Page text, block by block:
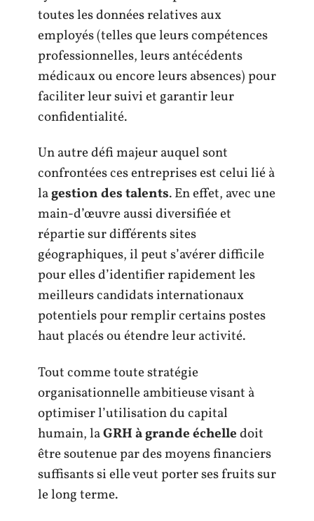
toutes les données relatives aux
employés (telles que leurs compétences
professionnelles, leurs antécédents
médicaux ou encore leurs absences) pour
faciliter leur suivi et garantir leur
confidentialité.
Un autre défi majeur auquel sont
confrontées ces entreprises est celui lié à
lagestion des talents. En effet, avec une
main-d’œuvre aussi diversifiée et
répartie sur différents sites
géographiques, il peut s’avérer difficile
pour elles d’identifier rapidement les
meilleurs candidats internationaux
potentiels pour remplir certains postes
haut placés ou étendre leur activité.
Tout comme toute stratégie
organisationnelle ambitieuse visant à
optimiser l’utilisation du capital
humain, laGRH à grande échelledoit
être soutenue par des moyens financiers
suffisants si elle veut porter ses fruits sur
le long terme.